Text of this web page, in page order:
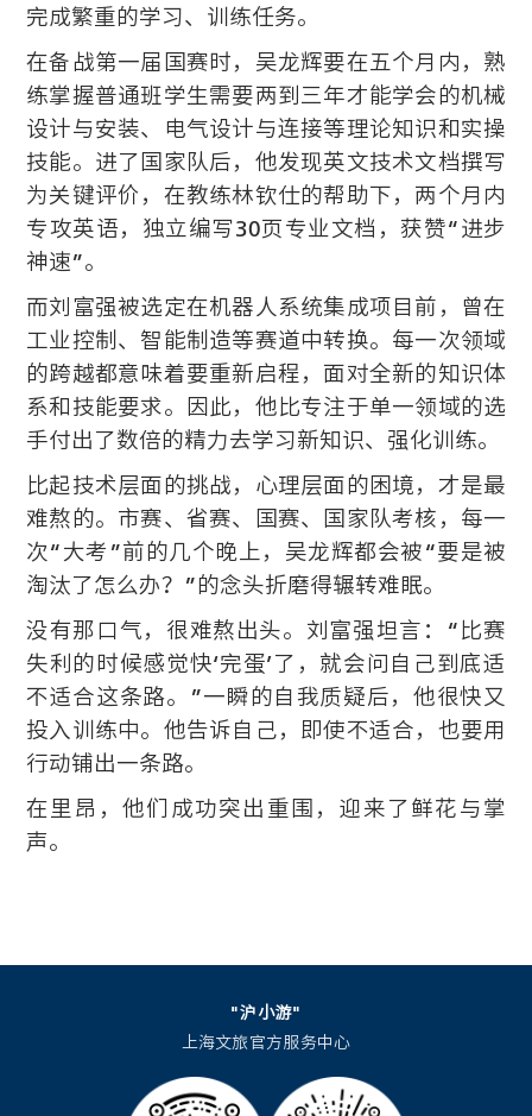
完成繁重的学习、训练任务。
在备战第一届国赛时，吴龙辉要在五个月内，熟
练掌握普通班学生需要两到三年才能学会的机械
设计与安装、电气设计与连接等理论知识和实操
技能。进了国家队后，他发现英文技术文档撰写
为关键评价，在教练林钦仕的帮助下，两个月内
专攻英语，独立编写30页专业文档，获赞“进步
神速”。
而刘富强被选定在机器人系统集成项目前，曾在
工业控制、智能制造等赛道中转换。每一次领域
的跨越都意味着要重新启程，面对全新的知识体
系和技能要求。因此，他比专注于单一领域的选
手付出了数倍的精力去学习新知识、强化训练。
比起技术层面的挑战，心理层面的困境，才是最
难熬的。市赛、省赛、国赛、国家队考核，每一
次“大考”前的几个晚上，吴龙辉都会被“要是被
淘汰了怎么办？”的念头折磨得辗转难眠。
没有那口气，很难熬出头。刘富强坦言：“比赛
失利的时候感觉快‘完蛋’了，就会问自己到底适
不适合这条路。”一瞬的自我质疑后，他很快又
投入训练中。他告诉自己，即使不适合，也要用
行动铺出一条路。
在里昂，他们成功突出重围，迎来了鲜花与掌
声。
"沪小游"
上海文旅官方服务中心